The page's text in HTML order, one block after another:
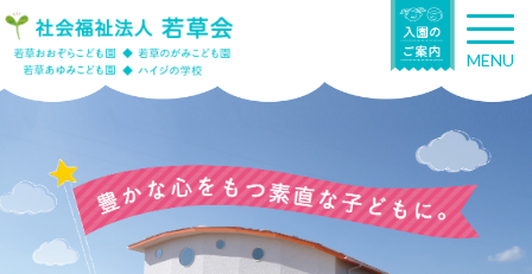
T
o
g
n
g
MENU